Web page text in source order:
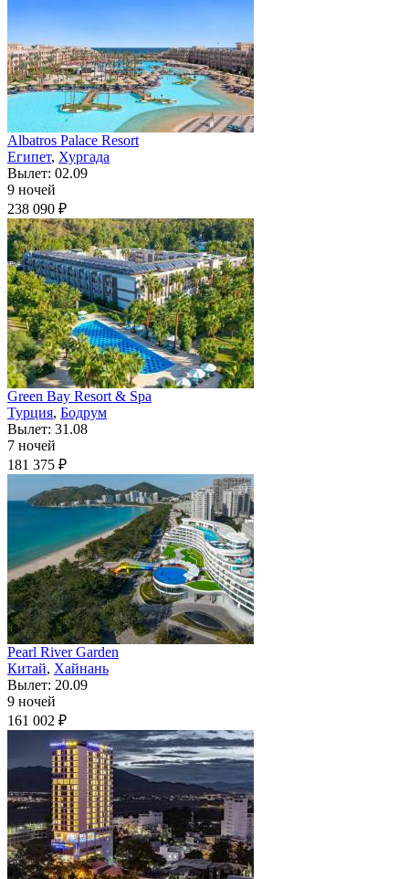
Albatros Palace Resort
Египет, Хургада
Вылет: 02.09
9 ночей
238 090 ₽
Green Bay Resort & Spa
Турция, Бодрум
Вылет: 31.08
7 ночей
181 375 ₽
Pearl River Garden
Китай, Хайнань
Вылет: 20.09
9 ночей
161 002 ₽